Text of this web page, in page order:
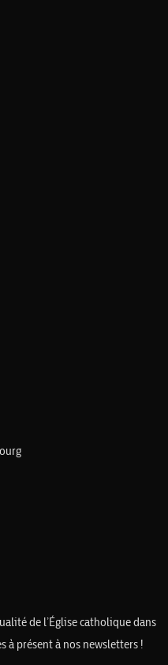
de l’Église catholique dans
à présent à nos newsletters !